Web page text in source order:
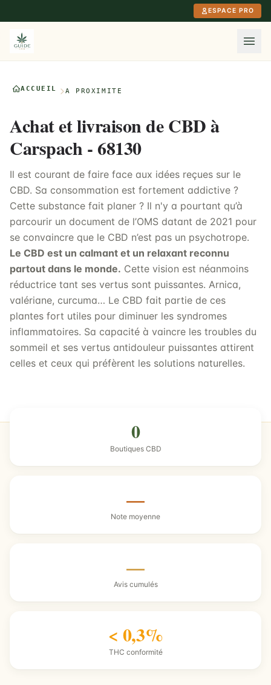
ESPACE PRO
ACCUEIL À PROXIMITÉ
Achat et livraison de CBD à
Carspach - 68130
Il est courant de faire face aux idées reçues sur le
CBD. Sa consommation est fortement addictive ?
Cette substance fait planer ? Il n'y a pourtant qu’à
parcourir un document de l’OMS datant de 2021 pour
se convaincre que le CBD n’est pas un psychotrope.
Le CBD est un calmant et un relaxant reconnu
partout dans le monde. Cette vision est néanmoins
réductrice tant ses vertus sont puissantes. Arnica,
valériane, curcuma… Le CBD fait partie de ces
plantes fort utiles pour diminuer les syndromes
inflammatoires. Sa capacité à vaincre les troubles du
sommeil et ses vertus antidouleur puissantes attirent
celles et ceux qui préfèrent les solutions naturelles.
0
Boutiques CBD
—
Note moyenne
—
Avis cumulés
< 0,3%
THC conformité